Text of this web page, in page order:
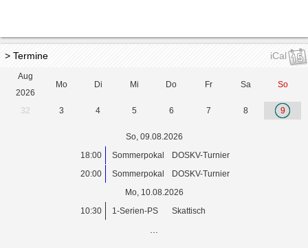
> Termine iCal
Aug
2026
Mo Di Mi Do Fr Sa So
32 3 4 5 6 7 8 9
So, 09.08.2026
18:00
Sommerpokal
DOSKV-Turnier
20:00
Sommerpokal
DOSKV-Turnier
Mo, 10.08.2026
10:30
1-Serien-PS Skattisch